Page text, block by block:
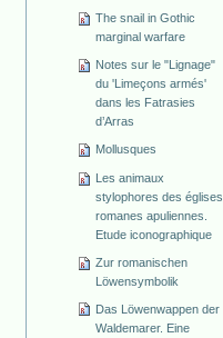
The snail in Gothic
marginal warfare
Notes sur le "Lignage"
du 'Limeçons armés'
dans les Fatrasies
d’Arras
Mollusques
Les animaux
stylophores des églises
romanes apuliennes.
Etude iconographique
Zur romanischen
Löwensymbolik
Das Löwenwappen der
Waldemarer. Eine